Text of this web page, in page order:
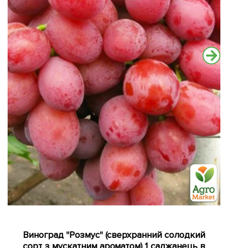
Виноград "Розмус" (сверхранний солодкий